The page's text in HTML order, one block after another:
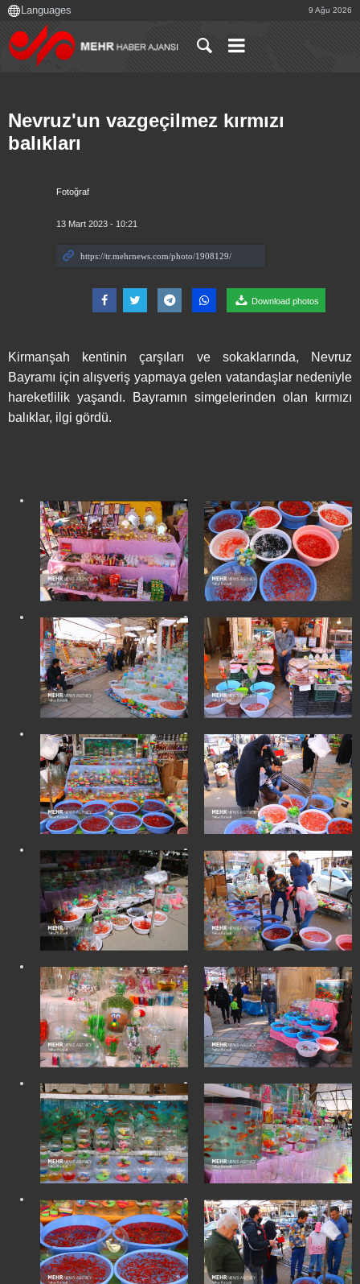
9 Ağu 2026
Fotoğraf
13 Mart 2023 - 10:21
Download photos
Nevruz'un vazgeçilmez kırmızı
balıkları
Kirmanşah kentinin çarşıları ve sokaklarında, Nevruz
Bayramı için alışveriş yapmaya gelen vatandaşlar nedeniyle
hareketlilik yaşandı. Bayramın simgelerinden olan kırmızı
balıklar, ilgi gördü.